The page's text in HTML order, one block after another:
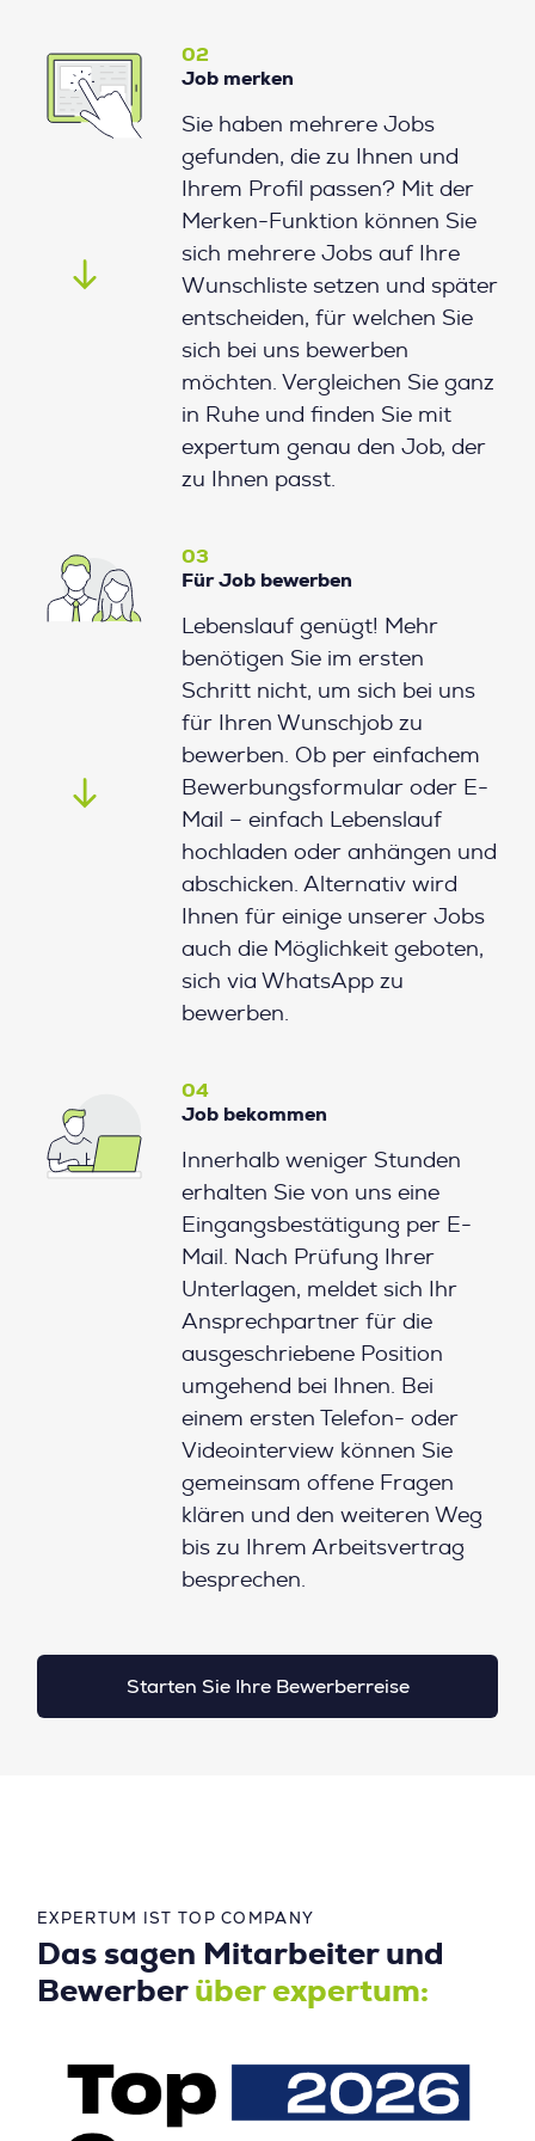
02
Job merken
Sie haben mehrere Jobs
gefunden, die zu Ihnen und
Ihrem Profil passen? Mit der
Merken-Funktion können Sie
sich mehrere Jobs auf Ihre
Wunschliste setzen und später
entscheiden, für welchen Sie
sich bei uns bewerben
möchten. Vergleichen Sie ganz
in Ruhe und finden Sie mit
expertum genau den Job, der
zu Ihnen passt.
03
Für Job bewerben
Lebenslauf genügt! Mehr
benötigen Sie im ersten
Schritt nicht, um sich bei uns
für Ihren Wunschjob zu
bewerben. Ob per einfachem
Bewerbungsformular oder E-
Mail – einfach Lebenslauf
hochladen oder anhängen und
abschicken. Alternativ wird
Ihnen für einige unserer Jobs
auch die Möglichkeit geboten,
sich via WhatsApp zu
bewerben.
04
Job bekommen
Innerhalb weniger Stunden
erhalten Sie von uns eine
Eingangsbestätigung per E-
Mail. Nach Prüfung Ihrer
Unterlagen, meldet sich Ihr
Ansprechpartner für die
ausgeschriebene Position
umgehend bei Ihnen. Bei
einem ersten Telefon- oder
Videointerview können Sie
gemeinsam offene Fragen
klären und den weiteren Weg
bis zu Ihrem Arbeitsvertrag
besprechen.
Starten Sie Ihre Bewerberreise
EXPERTUM IST TOP COMPANY
Das sagen Mitarbeiter und
Bewerber über expertum: